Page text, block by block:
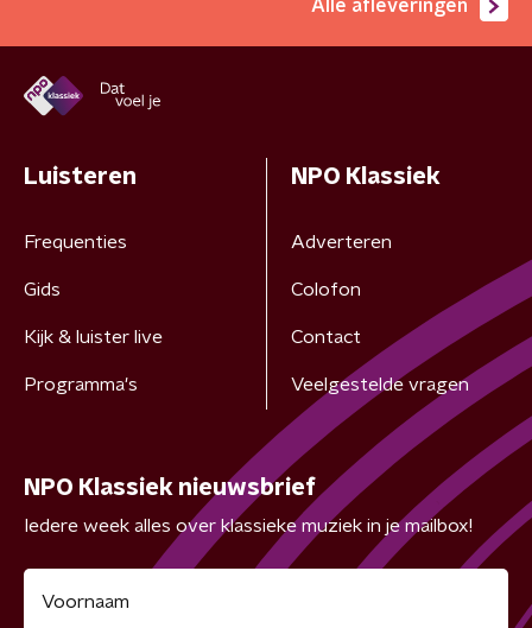
Alle afleveringen
Luisteren
Frequenties
Gids
Kijk & luister live
Programma's
NPO Klassiek
Adverteren
Colofon
Contact
Veelgestelde vragen
NPO Klassiek nieuwsbrief
Iedere week alles over klassieke muziek in je mailbox!